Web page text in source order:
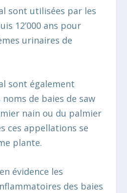
sont utilisées par les
12’000 ans pour
urinaires de
sont également
de baies de saw
nain ou du palmier
ces appellations se
plante.
évidence les
des baies